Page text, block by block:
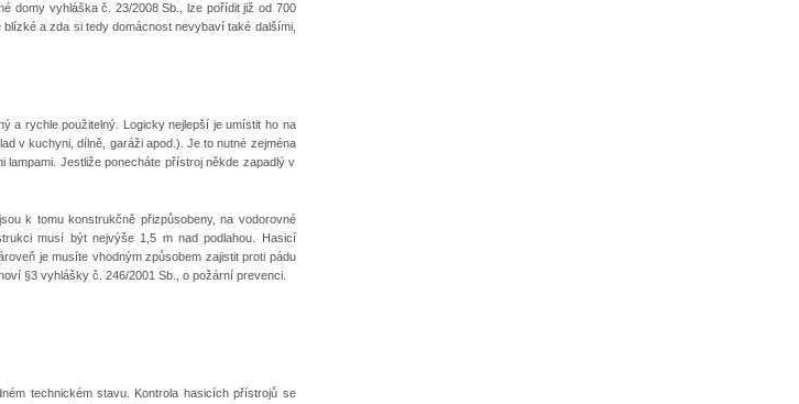
domy vyhláška č. 23/2008 Sb., lze pořídit již od 700
a zda si tedy domácnost nevybaví také dalšími,
a rychle použitelný. Logicky nejlepší je umístit ho na
v kuchyni, dílně, garáži apod.). Je to nutné zejména
Jestliže ponecháte přístroj někde zapadlý v
k tomu konstrukčně přizpůsobeny, na vodorovné
musí být nejvýše 1,5 m nad podlahou. Hasicí
je musíte vhodným způsobem zajistit proti pádu
§3 vyhlášky č. 246/2001 Sb., o požární prevenci.
technickém stavu. Kontrola hasicích přístrojů se